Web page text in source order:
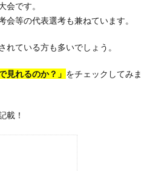
会です。
等の代表選考も兼ねています。
れている方も多いでしょう。
見れるのか？」 をチェックしてみま
載！